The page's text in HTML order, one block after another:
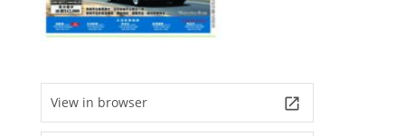
View in browser launch